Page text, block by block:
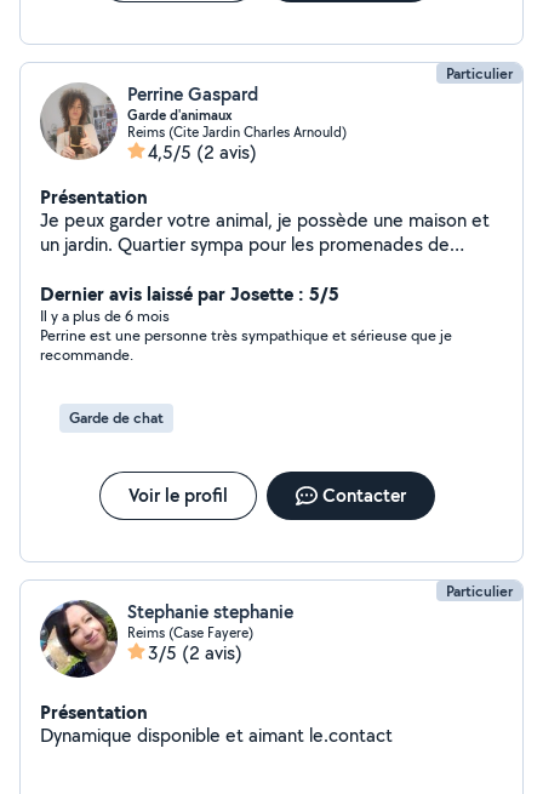
Particulier
Perrine Gaspard
Garde d'animaux
Reims (Cite Jardin Charles Arnould)
4,5/5 (2 avis)
Présentation
Je peux garder votre animal, je possède une maison et
un jardin. Quartier sympa pour les promenades de
sera jamais seul Animaux propreset gentils uniquement
Dernier avis laissé par Josette : 5/5
Il y a plus de 6 mois
Perrine est une personne très sympathique et sérieuse que je
recommande.
Garde de chat
Voir le profil Contacter
Particulier
Stephanie stephanie
Reims (Case Fayere)
3/5 (2 avis)
Présentation
Dynamique disponible et aimant le.contact